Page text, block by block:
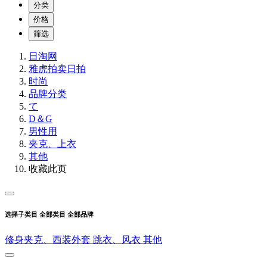
分类
价格
筛选
日淘网
雅虎拍卖日拍
时尚
品牌分类
て
D＆G
男性用
夹克、上衣
其他
收藏此页
选择子类目 全部类目 全部品牌
修身夹克、西装外套 跳衣、风衣 其他